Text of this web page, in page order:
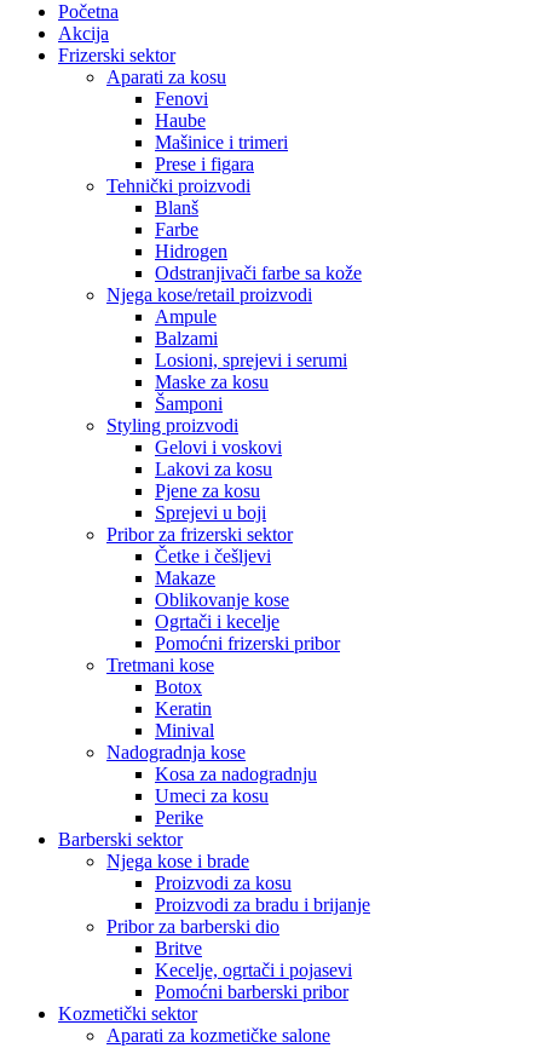
Početna
Akcija
Frizerski sektor
Aparati za kosu
Fenovi
Haube
Mašinice i trimeri
Prese i figara
Tehnički proizvodi
Blanš
Farbe
Hidrogen
Odstranjivači farbe sa kože
Njega kose/retail proizvodi
Ampule
Balzami
Losioni, sprejevi i serumi
Maske za kosu
Šamponi
Styling proizvodi
Gelovi i voskovi
Lakovi za kosu
Pjene za kosu
Sprejevi u boji
Pribor za frizerski sektor
Četke i češljevi
Makaze
Oblikovanje kose
Ogrtači i kecelje
Pomoćni frizerski pribor
Tretmani kose
Botox
Keratin
Minival
Nadogradnja kose
Kosa za nadogradnju
Umeci za kosu
Perike
Barberski sektor
Njega kose i brade
Proizvodi za kosu
Proizvodi za bradu i brijanje
Pribor za barberski dio
Britve
Kecelje, ogrtači i pojasevi
Pomoćni barberski pribor
Kozmetički sektor
Aparati za kozmetičke salone